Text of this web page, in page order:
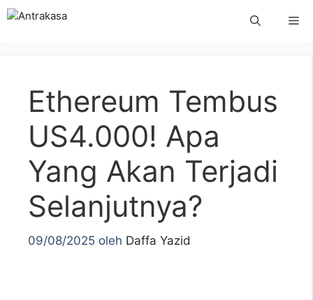
Langsung
Ethereum Tembus
US4.000! Apa
Yang Akan Terjadi
Selanjutnya?
09/08/2025 oleh Daffa Yazid